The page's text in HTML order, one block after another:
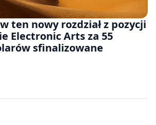
ten nowy rozdział z pozycji
Electronic Arts za 55
sfinalizowane